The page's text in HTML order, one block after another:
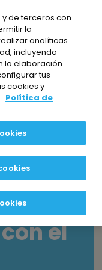
de
el
y de terceros con
la
analíticas
incluyendo
la elaboración
tus
cookies y
Política de